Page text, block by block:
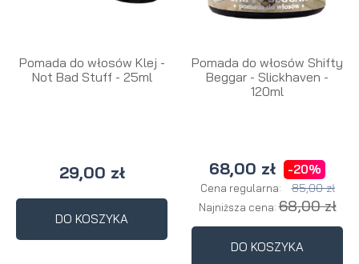
Pomada do włosów Klej -
Not Bad Stuff - 25ml
29,00 zł
DO KOSZYKA
Pomada do włosów Shifty
Beggar - Slickhaven -
120ml
68,00 zł -20%
Cena regularna: 85,00 zł
Najniższa cena:68,00 zł
DO KOSZYKA